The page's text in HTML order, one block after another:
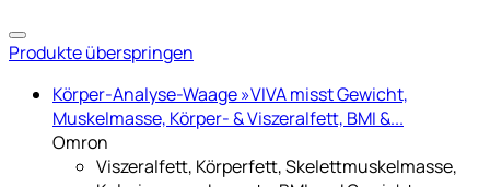
Produkte überspringen
Körper-Analyse-Waage »VIVA misst Gewicht,
Muskelmasse, Körper- & Viszeralfett, BMI &...
Omron
Viszeralfett, Körperfett, Skelettmuskelmasse,